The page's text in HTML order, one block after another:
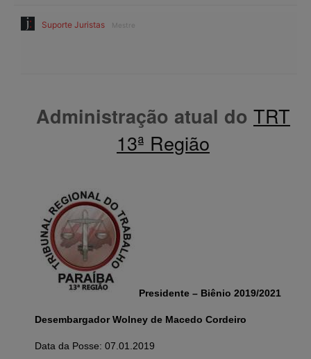
Suporte Juristas Mestre
Administração atual do TRT
13ª Região
Presidente – Biênio 2019/2021
Desembargador Wolney de Macedo Cordeiro
Data da Posse: 07.01.2019